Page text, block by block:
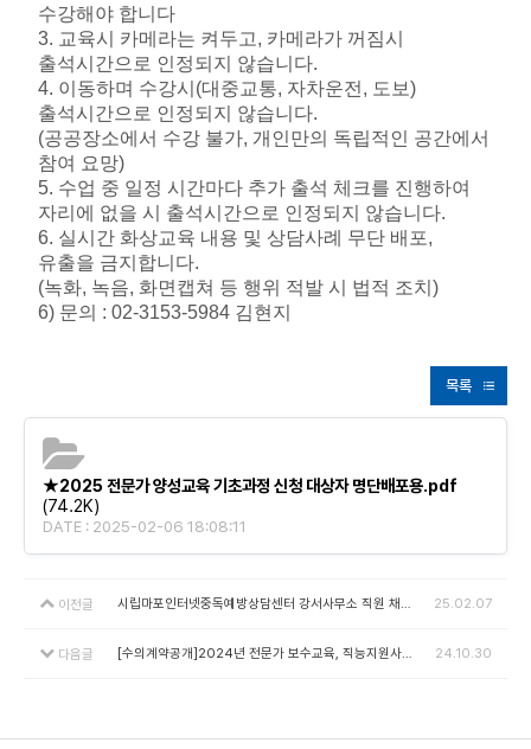
수강해야 합니다
3. 교육시 카메라는 켜두고, 카메라가 꺼짐시
출석시간으로 인정되지 않습니다.
4. 이동하며 수강시 (대중교통, 자차운전 , 도보)
출석시간으로 인정되지 않습니다.
(공공장소에서 수강 불가, 개인만의 독립적인 공간에서
참여 요망)
5. 수업 중 일정 시간마다 추가 출석 체크를 진행하여
자리에 없을 시 출석시간으로 인정되지 않습니다.
6. 실시간 화상교육 내용 및 상담사례 무단 배포,
유출을 금지합니다.
(녹화, 녹음, 화면캡쳐 등 행위 적발 시 법적 조치 )
6) 문의 : 02-3153-5984 김현지
목록
★2025 전문가 양성교육 기초과정 신청 대상자 명단배포용.pdf
(74.2K)
DATE : 2025-02-06 18:08:11
이전글 시립마포인터넷중독예방상담센터 강서사무소 직원 채용 최종합격자 공고 25.02.07
다음글 [수의계약공개]2024년 전문가 보수교육, 직능지원사업 아로마테라피 체험 24.10.30